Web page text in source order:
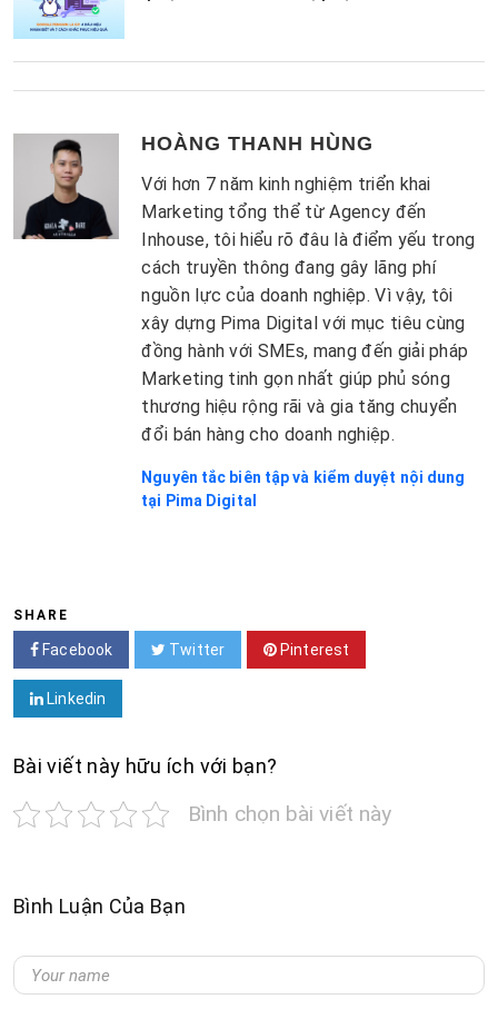
HOÀNG THANH HÙNG
Với hơn 7 năm kinh nghiệm triển khai
Marketing tổng thể từ Agency đến
Inhouse, tôi hiểu rõ đâu là điểm yếu trong
cách truyền thông đang gây lãng phí
nguồn lực của doanh nghiệp. Vì vậy, tôi
xây dựng Pima Digital với mục tiêu cùng
đồng hành với SMEs, mang đến giải pháp
Marketing tinh gọn nhất giúp phủ sóng
thương hiệu rộng rãi và gia tăng chuyển
đổi bán hàng cho doanh nghiệp.
Nguyên tắc biên tập và kiểm duyệt nội dung
tại Pima Digital
SHARE
Facebook Twitter Pinterest
Linkedin
Bài viết này hữu ích với bạn?
Bình chọn bài viết này
Bình Luận Của Bạn